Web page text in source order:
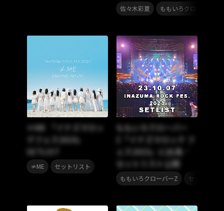
佐々木彩夏 ももいろクローバーZ
≠ME 「イナズマロッ
クフェス2024」
SETLIST
≠ME セットリスト
ももいろクローバー
Z「イナズマロック フ
ェス2023」に出演／
セットリスト公開
ももいろクローバーZ セットリスト